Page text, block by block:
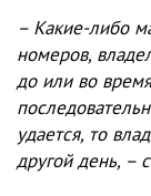
– Какие-либо
номеров,
до или во
удается, то
другой день, –